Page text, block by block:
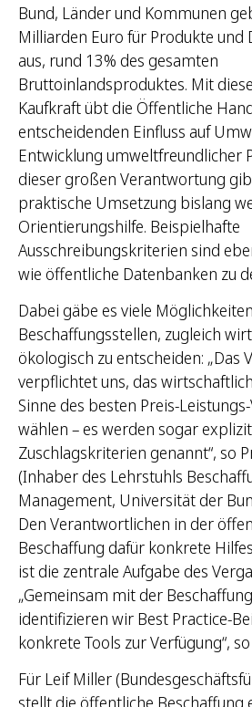
Bund, Länder und Kommunen
Milliarden Euro für Produkte und
aus, rund 13% des gesamten
Bruttoinlandsproduktes. Mit
Kaufkraft übt die Öffentliche
entscheidenden Einfluss auf
Entwicklung umweltfreundlicher
dieser großen Verantwortung
praktische Umsetzung bislang
Orientierungshilfe. Beispielhafte
Ausschreibungskriterien sind
wie öffentliche Datenbanken zu
Dabei gäbe es viele
Beschaffungsstellen, zugleich
ökologisch zu entscheiden: „Das
verpflichtet uns, das
Sinne des besten Preis-
wählen – es werden sogar
Zuschlagskriterien genannt“, so
(Inhaber des Lehrstuhls
Management, Universität der
Den Verantwortlichen in der
Beschaffung dafür konkrete
ist die zentrale Aufgabe des
„Gemeinsam mit der
identifizieren wir Best Practice-
konkrete Tools zur Verfügung“,
Für Leif Miller